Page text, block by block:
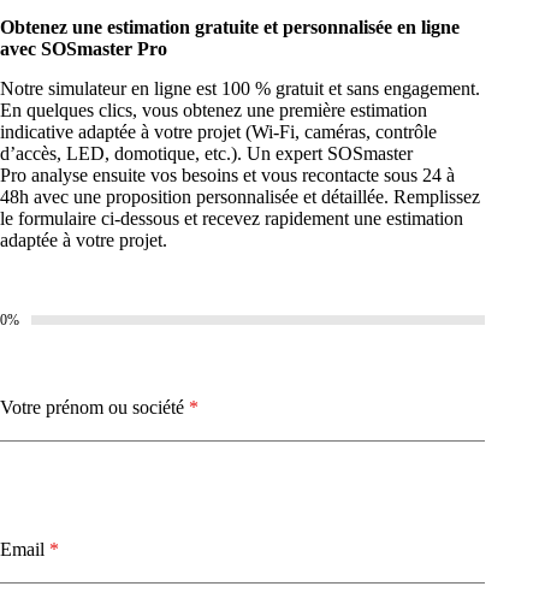
Obtenez une estimation gratuite et personnalisée en ligne
avec SOSmaster Pro
Notre simulateur en ligne est 100 % gratuit et sans engagement.
En quelques clics, vous obtenez une première estimation
indicative adaptée à votre projet (Wi-Fi, caméras, contrôle
d’accès, LED, domotique, etc.). Un expert SOSmaster
Pro analyse ensuite vos besoins et vous recontacte sous 24 à
48h avec une proposition personnalisée et détaillée. Remplissez
le formulaire ci-dessous et recevez rapidement une estimation
adaptée à votre projet.
0%
Votre prénom ou société *
Email *